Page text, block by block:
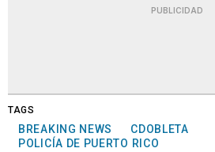
PUBLICIDAD
TAGS
BREAKING NEWS
CDOBLETA
POLICÍA DE PUERTO RICO